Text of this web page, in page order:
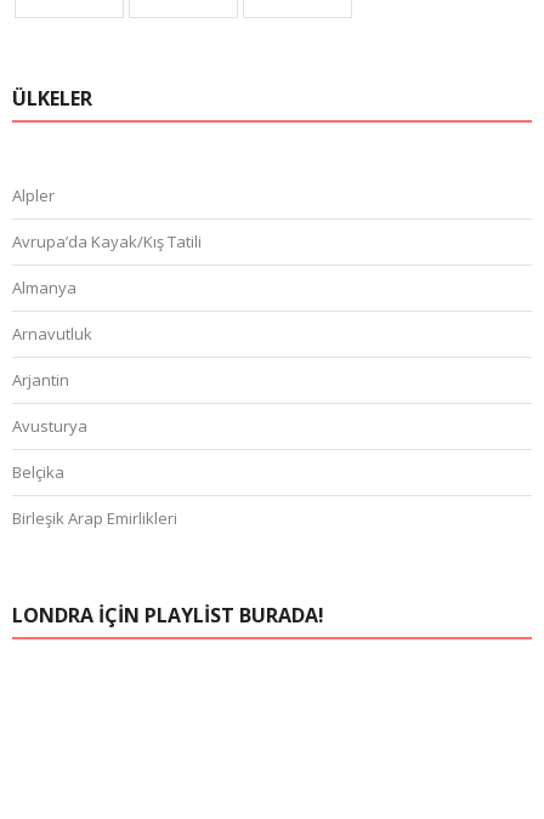
ÜLKELER
Alpler
Avrupa’da Kayak/Kış Tatili
Almanya
Arnavutluk
Arjantin
Avusturya
Belçika
Birleşik Arap Emirlikleri
Brezilya
LONDRA IÇIN PLAYLIST BURADA!